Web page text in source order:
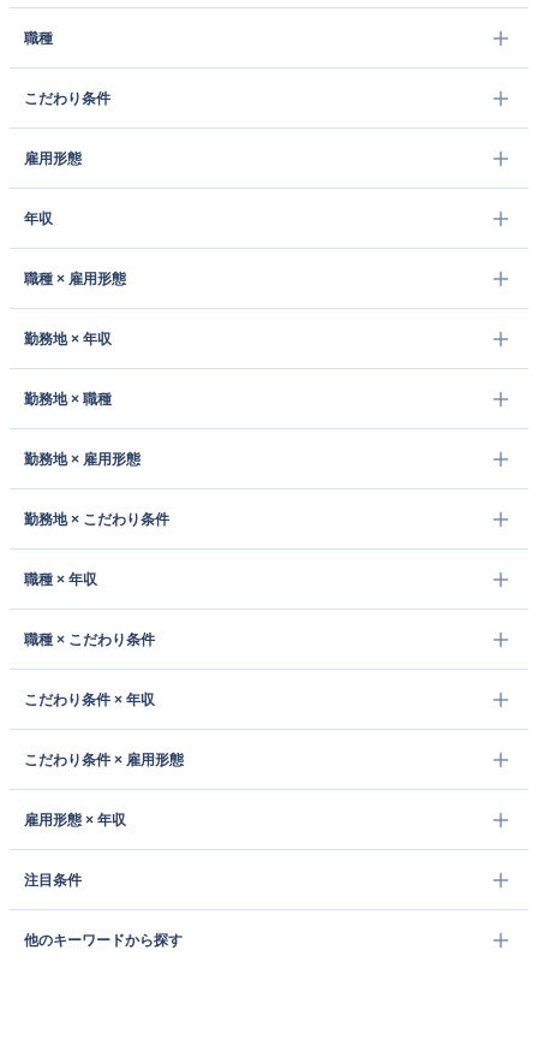
職種
こだわり条件
雇用形態
年収
職種 × 雇用形態
勤務地 × 年収
勤務地 × 職種
勤務地 × 雇用形態
勤務地 × こだわり条件
職種 × 年収
職種 × こだわり条件
こだわり条件 × 年収
こだわり条件 × 雇用形態
雇用形態 × 年収
注目条件
他のキーワードから探す